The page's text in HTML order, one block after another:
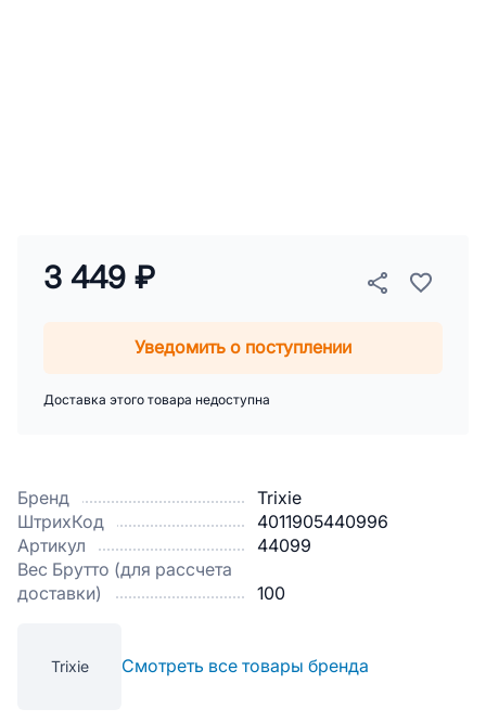
Бренд
Trixie
ШтрихКод
4011905440996
Артикул
44099
Вес Брутто (для рассчета
доставки)
100
Trixie Смотреть все товары бренда
3 449 ₽
Уведомить о поступлении
Доставка этого товара недоступна